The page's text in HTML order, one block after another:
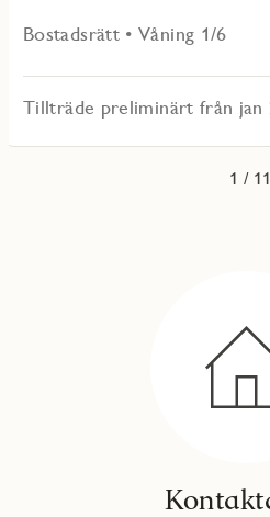
Bostadsrätt • Våning 1/6
Tillträde preliminärt från jan
1
2
3
4
5
6
7
8
9
10
11 / 11